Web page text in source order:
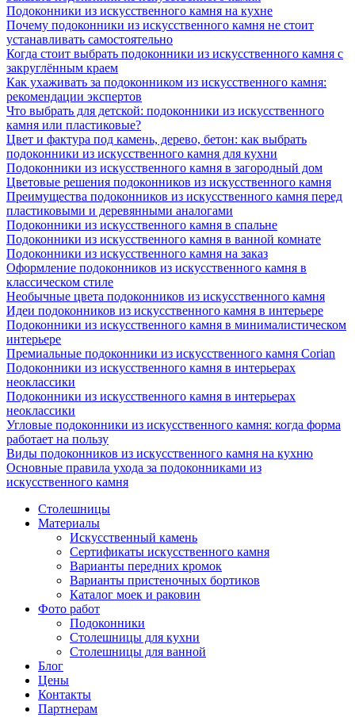
Подоконники из искусственного камня на кухне
Почему подоконники из искусственного камня не стоит
устанавливать самостоятельно
Когда стоит выбрать подоконники из искусственного камня с
закруглённым краем
Как ухаживать за подоконником из искусственного камня:
рекомендации экспертов
Что выбрать для детской: подоконники из искусственного
камня или пластиковые?
Цвет и фактура под камень, дерево, бетон: как выбрать
подоконники из искусственного камня для кухни
Подоконники из искусственного камня в загородный дом
Цветовые решения подоконников из искусственного камня
Преимущества подоконников из искусственного камня перед
пластиковыми и деревянными аналогами
Подоконники из искусственного камня в спальне
Подоконники из искусственного камня в ванной комнате
Подоконники из искусственного камня на заказ
Оформление подоконников из искусственного камня в
классическом стиле
Необычные цвета подоконников из искусственного камня
Идеи подоконников из искусственного камня в интерьере
Подоконники из искусственного камня в минималистическом
интерьере
Премиальные подоконники из искусственного камня Corian
Подоконники из искусственного камня в интерьерах
неоклассики
Подоконники из искусственного камня в интерьерах
неоклассики
Угловые подоконники из искусственного камня: когда форма
работает на пользу
Виды подоконников из искусственного камня на кухню
Основные правила ухода за подоконниками из
искусственного камня
Столешницы
Материалы
Искусственный камень
Сертификаты искусственного камня
Варианты передних кромок
Варианты пристеночных бортиков
Каталог моек и раковин
Фото работ
Подоконники
Столешницы для кухни
Столешницы для ванной
Блог
Цены
Контакты
Партнерам